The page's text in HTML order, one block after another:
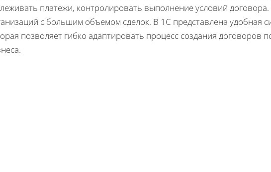
платежи, контролировать выполнение условий
с большим объемом сделок. В 1С представлена удобная
позволяет гибко адаптировать процесс создания договоров